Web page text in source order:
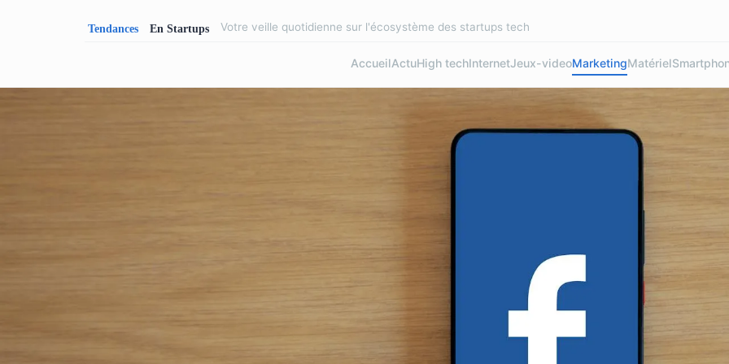
Votre veille quotidienne sur l'écosystème des startups tech
AccueilActuHigh techInternetJeux-videoMarketingMatériel